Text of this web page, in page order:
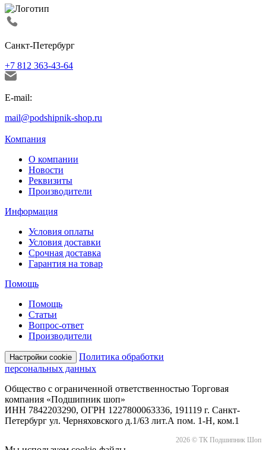
Санкт-Петербург
+7 812 363-43-64
E-mail:
mail@podshipnik-shop.ru
Компания
О компании
Новости
Реквизиты
Производители
Информация
Условия оплаты
Условия доставки
Срочная доставка
Гарантия на товар
Помощь
Помощь
Статьи
Вопрос-ответ
Производители
Настройки cookie
Политика обработки
персональных данных
Общество с ограниченной ответственностью Торговая
компания «Подшипник шоп»
ИНН 7842203290, ОГРН 1227800063336, 191119 г. Санкт-
Петербург ул. Черняховского д.1/63 лит.А пом. 1-Н, ком.1
2026 © ТК Подшипник Шоп